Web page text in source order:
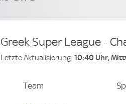
Greek Super League -
Letzte Aktualisierung: 10:40 Uhr,
PlatzTeam